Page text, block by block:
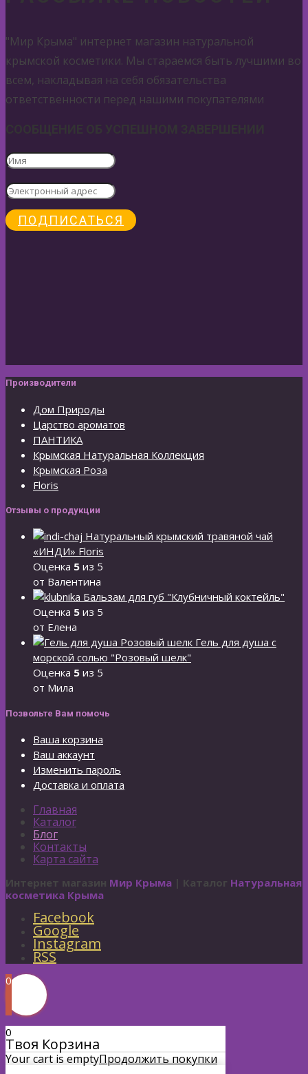
"Мир Крыма" интернет магазин натуральной
крымской косметики. Мы стараемся быть лучшими во
всем, накладывая на себя обязательства
ответственности перед нашими покупателями
ПОДПИСАТЬСЯ
Производители
Дом Природы
Царство ароматов
ПАНТИКА
Крымская Натуральная Коллекция
Крымская Роза
Floris
Отзывы о продукции
Натуральный крымский травяной чай
«ИНДИ» Floris
Оценка 5 из 5
от Валентина
Бальзам для губ "Клубничный коктейль"
Оценка 5 из 5
от Елена
Гель для душа с
морской солью "Розовый шелк"
Оценка 5 из 5
от Мила
Позвольте Вам помочь
Ваша корзина
Ваш аккаунт
Изменить пароль
Доставка и оплата
Главная
Каталог
Блог
Контакты
Карта сайта
Интернет магазин Мир Крыма | Каталог Натуральная
косметика Крыма
Facebook
Google
Instagram
RSS
0
0
Твоя Корзина
Your cart is emptyПродолжить покупки